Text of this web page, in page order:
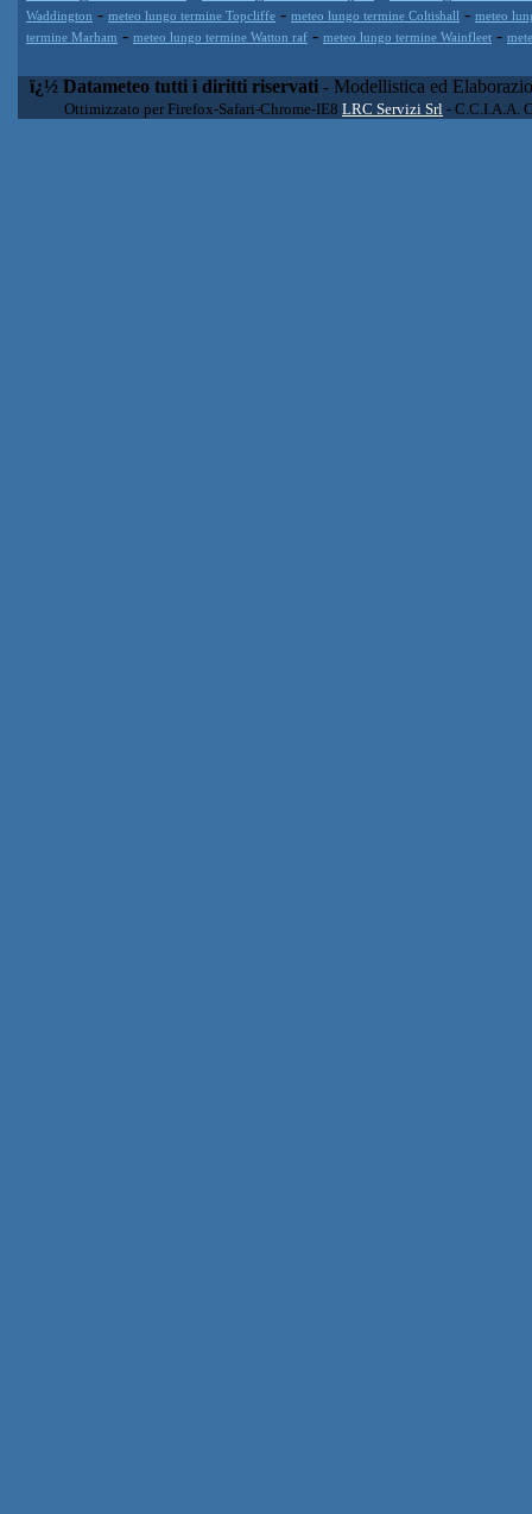
Waddington - meteo lungo termine Topcliffe - meteo lungo termine Coltishall - meteo
termine Marham - meteo lungo termine Watton raf - meteo lungo termine Wainfleet -
ï¿½ Datameteo tutti i diritti riservati - Modellistica ed
Ottimizzato per Firefox-Safari-Chrome-IE8 LRC Servizi Srl - C.C.I.A.A.